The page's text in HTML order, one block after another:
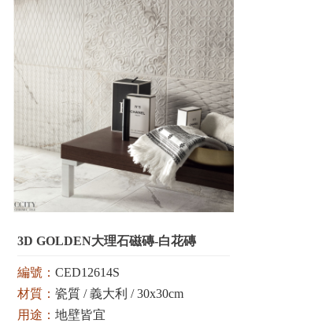
顏色：黑
3D GOLDEN大理石磁磚-白花磚
編號： CED12614S
材質： 瓷質 / 義大利 / 30x30cm
用途： 地壁皆宜